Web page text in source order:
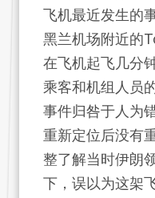
飞机最近发生的
黑兰机场附近的
在飞机起飞几分
乘客和机组人员
事件归咎于人为
重新定位后没有
整了解当时伊朗
下，误以为这架